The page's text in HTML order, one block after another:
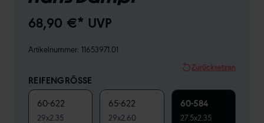
68,90 €* UVP
Artikelnummer: 11653971.01
Zurücksetzen
REIFENGRÖSSE
60-622
29x2.35
65-622
29x2.60
60-584
27.5x2.35